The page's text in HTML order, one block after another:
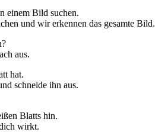
einem Bild suchen.
und wir erkennen das gesamte Bild.
aus.
hat.
schneide ihn aus.
Blatts hin.
wirkt.